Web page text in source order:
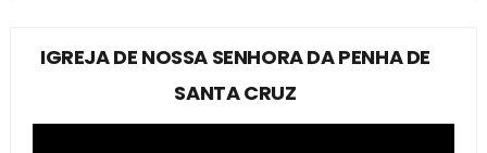
IGREJA DE NOSSA SENHORA DA PENHA DE
SANTA CRUZ